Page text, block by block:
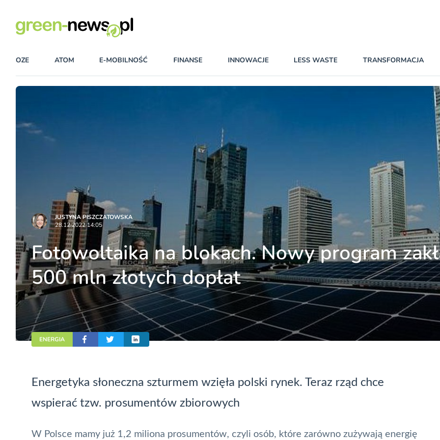
OZE ATOM E-MOBILNOŚĆ FINANSE INNOWACJE LESS WASTE TRANSFORMACJA
JUSTYNA PISZCZATOWSKA
28.12.2022 14:05
Fotowoltaika na blokach. Nowy program
500 mln złotych dopłat
ENERGIA
Energetyka słoneczna szturmem wzięła polski rynek. Teraz rząd chce
wspierać tzw. prosumentów zbiorowych
W Polsce mamy już 1,2 miliona prosumentów, czyli osób, które zarówno zużywają energię